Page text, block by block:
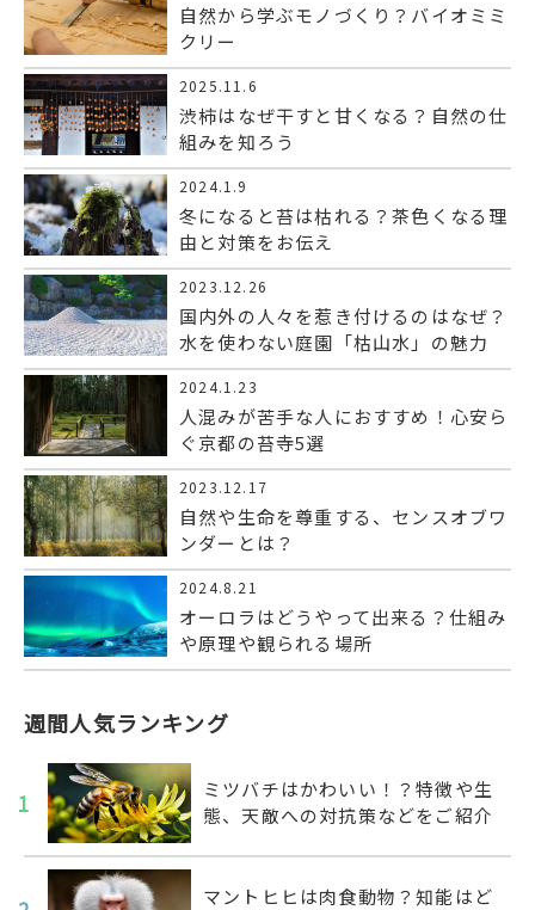
自然から学ぶモノづくり？バイオミミ
クリー
2025.11.6
渋柿はなぜ干すと甘くなる？自然の仕
組みを知ろう
2024.1.9
冬になると苔は枯れる？茶色くなる理
由と対策をお伝え
2023.12.26
国内外の人々を惹き付けるのはなぜ？
水を使わない庭園「枯山水」の魅力
2024.1.23
人混みが苦手な人におすすめ！心安ら
ぐ京都の苔寺5選
2023.12.17
自然や生命を尊重する、センスオブワ
ンダーとは？
2024.8.21
オーロラはどうやって出来る？仕組み
や原理や観られる場所
週間人気ランキング
1
ミツバチはかわいい！？特徴や生
態、天敵への対抗策などをご紹介
マントヒヒは肉食動物？知能はど